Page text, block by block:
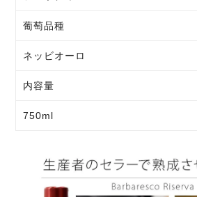
葡萄品種
ネッビオーロ
内容量
750ml